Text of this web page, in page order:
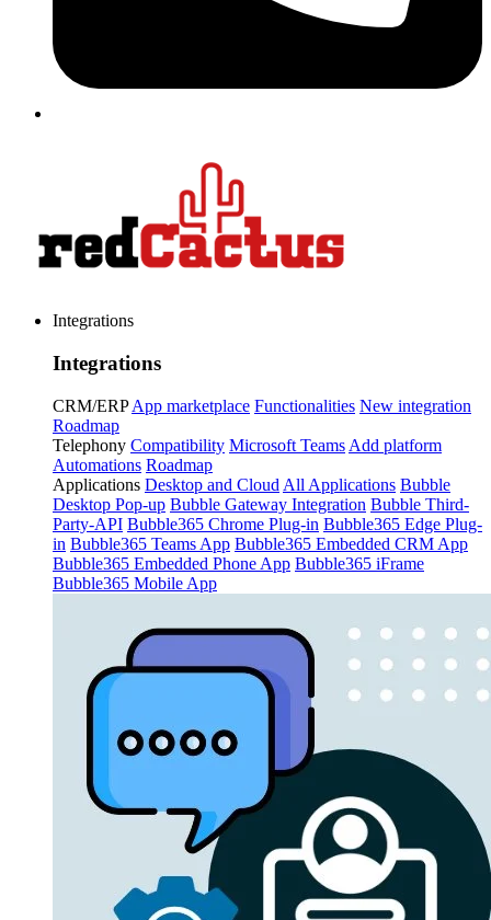
Integrations
Integrations
CRM/ERP App marketplace Functionalities New integration
Roadmap
Telephony Compatibility Microsoft Teams Add platform
Automations Roadmap
Applications Desktop and Cloud All Applications Bubble
Desktop Pop-up Bubble Gateway Integration Bubble Third-
Party-API Bubble365 Chrome Plug-in Bubble365 Edge Plug-
in Bubble365 Teams App Bubble365 Embedded CRM App
Bubble365 Embedded Phone App Bubble365 iFrame
Bubble365 Mobile App